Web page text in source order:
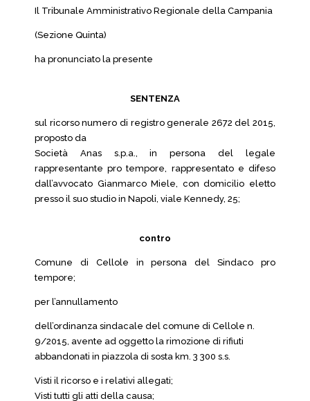
Il Tribunale Amministrativo Regionale della Campania
(Sezione Quinta)
ha pronunciato la presente
SENTENZA
sul ricorso numero di registro generale 2672 del 2015,
proposto da
Società Anas s.p.a., in persona del legale
rappresentante pro tempore, rappresentato e difeso
dall’avvocato Gianmarco Miele, con domicilio eletto
presso il suo studio in Napoli, viale Kennedy, 25;
contro
Comune di Cellole in persona del Sindaco pro
tempore;
per l’annullamento
dell’ordinanza sindacale del comune di Cellole n.
9/2015, avente ad oggetto la rimozione di rifiuti
abbandonati in piazzola di sosta km. 3 300 s.s.
Visti il ricorso e i relativi allegati;
Visti tutti gli atti della causa;